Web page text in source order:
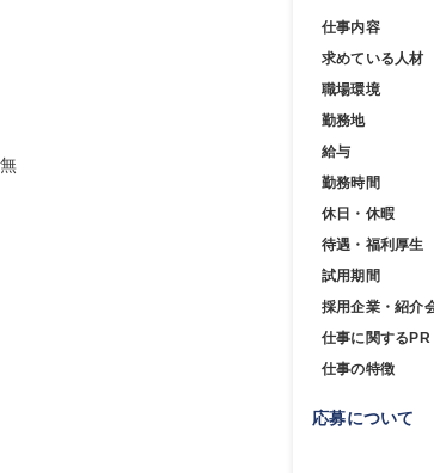
仕事内容
求めている人材
職場環境
勤務地
給与
勤務時間
休日・休暇
待遇・福利厚生
試用期間
採用企業・紹介
仕事に関するPR
仕事の特徴
応募について